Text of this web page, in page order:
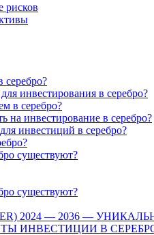
рисков
серебро?
инвестирования в серебро?
в серебро?
на инвестирование в серебро?
инвестиций в серебро?
существуют?
существуют?
2024 — 2036 —
ИНВЕСТИЦИИ В